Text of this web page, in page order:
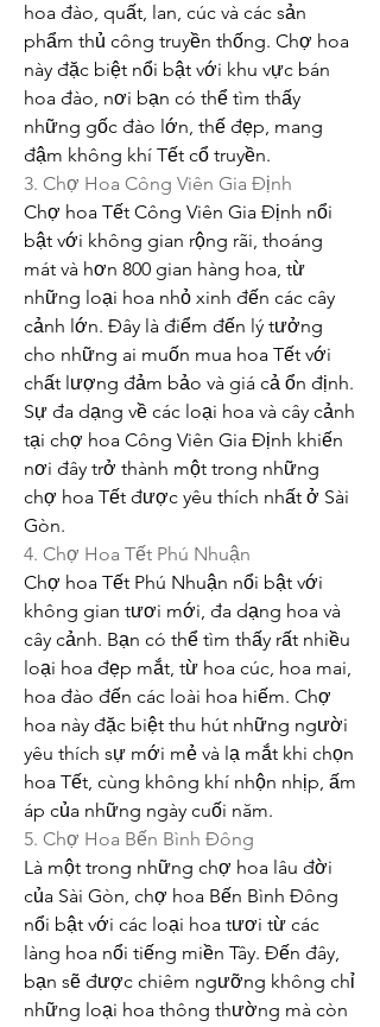
hoa đào, quất, lan, cúc và các sản
phẩm thủ công truyền thống. Chợ hoa
này đặc biệt nổi bật với khu vực bán
hoa đào, nơi bạn có thể tìm thấy
những gốc đào lớn, thế đẹp, mang
đậm không khí Tết cổ truyền.
3. Chợ Hoa Công Viên Gia Định
Chợ hoa Tết Công Viên Gia Định nổi
bật với không gian rộng rãi, thoáng
mát và hơn 800 gian hàng hoa, từ
những loại hoa nhỏ xinh đến các cây
cảnh lớn. Đây là điểm đến lý tưởng
cho những ai muốn mua hoa Tết với
chất lượng đảm bảo và giá cả ổn định.
Sự đa dạng về các loại hoa và cây cảnh
tại chợ hoa Công Viên Gia Định khiến
nơi đây trở thành một trong những
chợ hoa Tết được yêu thích nhất ở Sài
Gòn.
4. Chợ Hoa Tết Phú Nhuận
Chợ hoa Tết Phú Nhuận nổi bật với
không gian tươi mới, đa dạng hoa và
cây cảnh. Bạn có thể tìm thấy rất nhiều
loại hoa đẹp mắt, từ hoa cúc, hoa mai,
hoa đào đến các loài hoa hiếm. Chợ
hoa này đặc biệt thu hút những người
yêu thích sự mới mẻ và lạ mắt khi chọn
hoa Tết, cùng không khí nhộn nhịp, ấm
áp của những ngày cuối năm.
5. Chợ Hoa Bến Bình Đông
Là một trong những chợ hoa lâu đời
của Sài Gòn, chợ hoa Bến Bình Đông
nổi bật với các loại hoa tươi từ các
làng hoa nổi tiếng miền Tây. Đến đây,
bạn sẽ được chiêm ngưỡng không chỉ
những loại hoa thông thường mà còn